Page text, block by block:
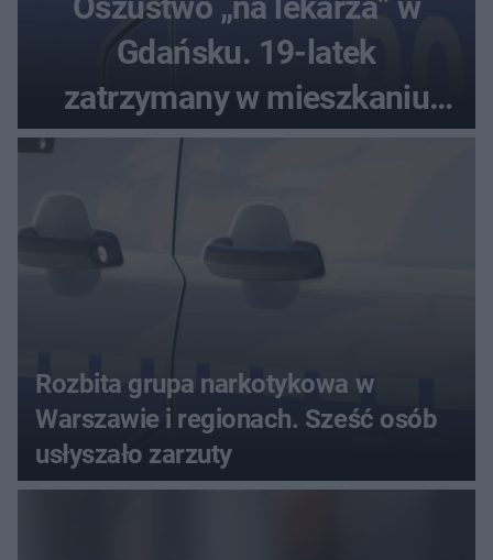
Gdańsku. 19-latek
zatrzymany w mieszkaniu
seniora
Rozbita grupa narkotykowa w
Warszawie i regionach. Sześć osób
usłyszało zarzuty